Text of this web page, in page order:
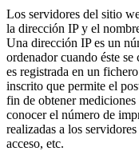
Los servidores del sitio
la dirección IP y el
Una dirección IP es un
ordenador cuando éste
es registrada en un
inscrito que permite el
fin de obtener mediciones
conocer el número de
realizadas a los
acceso, etc.